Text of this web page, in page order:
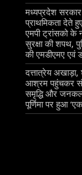
मध्यप्रदेश सरकार
प्राथमिकता देते
एमपी ट्रांसको के
सुरक्षा की शपथ,
की एमडीएमए एवं
दत्तात्रेय
आश्रम पहुंचकर
समृद्धि और
पूर्णिमा पर हुआ